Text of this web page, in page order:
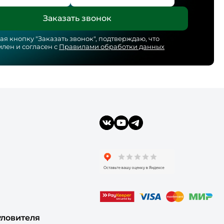
кнопку "Заказать звонок", подтверждаю, что
и согласен с Правилами обработки данных